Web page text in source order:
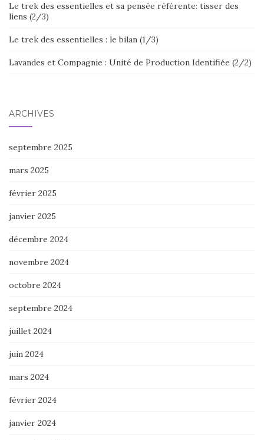
Le trek des essentielles et sa pensée référente: tisser des
liens (2/3)
Le trek des essentielles : le bilan (1/3)
Lavandes et Compagnie : Unité de Production Identifiée (2/2)
ARCHIVES
septembre 2025
mars 2025
février 2025
janvier 2025
décembre 2024
novembre 2024
octobre 2024
septembre 2024
juillet 2024
juin 2024
mars 2024
février 2024
janvier 2024